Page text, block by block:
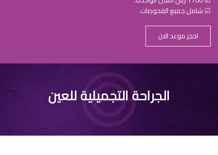
☑ شامل جميع الفحوصات.
احجز موعد الان
عمليات تجميل العيون
الجراحة التجميلية للعين